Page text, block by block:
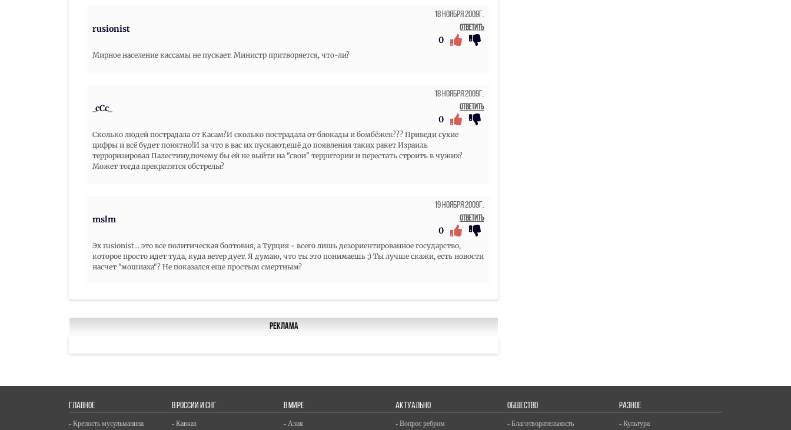
rusionist
18 Ноября 2009г.
Ответить
0
Мирное население кассамы не пускает. Министр притворяется, что-ли?
_cCc_
18 Ноября 2009г.
Ответить
0
Сколько людей пострадала от Касам?И сколько пострадала от блокады и бомбёжек??? Приведи сухие
цифры и всё будет понятно!И за что в вас их пускают,ешё до появления таких ракет Израиль
терроризировал Палестину,почему бы ей не выйти на "свои" территории и перестать строить в чужих?
Может тогда прекратятся обстрелы?
mslm
19 Ноября 2009г.
Ответить
0
Эх rusionist... это все политическая болтовня, а Турция - всего лишь дезориентированное государство,
которое просто идет туда, куда ветер дует. Я думаю, что ты это понимаешь ;) Ты лучше скажи, есть новости
насчет "мошиаха"? Не показался еще простым смертным?
Реклама
ГЛАВНОЕ
- Крепость мусульманина
В РОССИИ И СНГ
- Кавказ
В МИРЕ
- Азия
АКТУАЛЬНО
- Вопрос ребром
ОБЩЕСТВО
- Благотворительность
РАЗНОЕ
- Культура